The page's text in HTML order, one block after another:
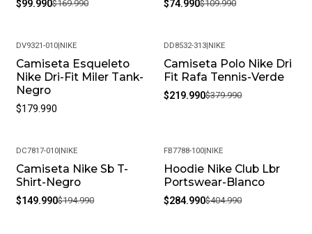
$99.990$169.990 $74.990$109.990
DV9321-010|NIKE
Camiseta Esqueleto
Nike Dri-Fit Miler Tank-
Negro
$179.990
-42%
DD8532-313|NIKE
Camiseta Polo Nike Dri
Fit Rafa Tennis-Verde
$219.990$379.990
-23%
DC7817-010|NIKE
Camiseta Nike Sb T-
Shirt-Negro
$149.990$194.990
-30%
FB7788-100|NIKE
Hoodie Nike Club Lbr
Portswear-Blanco
$284.990$404.990